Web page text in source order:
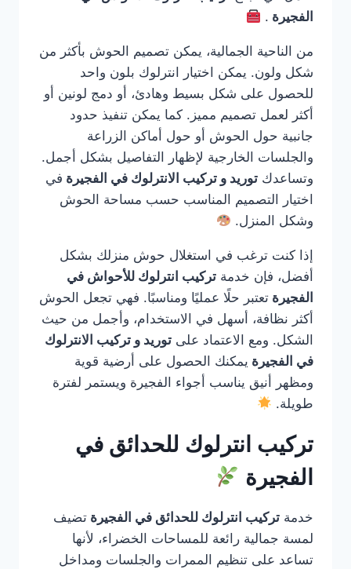
الفجيرة .
من الناحية الجمالية، يمكن تصميم الحوش بأكثر من
شكل ولون. يمكن اختيار انترلوك بلون واحد
للحصول على شكل بسيط وهادئ، أو دمج لونين أو
أكثر لعمل تصميم مميز. كما يمكن تنفيذ حدود
جانبية حول الحوش أو حول أماكن الزراعة
والجلسات الخارجية لإظهار التفاصيل بشكل أجمل.
وتساعدك توريد و تركيب الانترلوك في الفجيرة في
اختيار التصميم المناسب حسب مساحة الحوش
وشكل المنزل.
إذا كنت ترغب في استغلال حوش منزلك بشكل
أفضل، فإن خدمة تركيب انترلوك للأحواش في
الفجيرة تعتبر حلًا عمليًا ومناسبًا. فهي تجعل الحوش
أكثر نظافة، أسهل في الاستخدام، وأجمل من حيث
الشكل. ومع الاعتماد على توريد و تركيب الانترلوك
في الفجيرة يمكنك الحصول على أرضية قوية
ومظهر أنيق يناسب أجواء الفجيرة ويستمر لفترة
طويلة.
تركيب انترلوك للحدائق في
الفجيرة
خدمة تركيب انترلوك للحدائق في الفجيرة تضيف
لمسة جمالية رائعة للمساحات الخضراء، لأنها
تساعد على تنظيم الممرات والجلسات ومداخل